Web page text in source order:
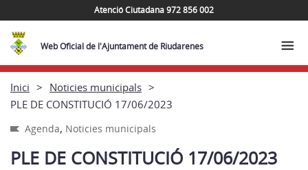
Atenció Ciutadana 972 856 002
Web Oficial de l'Ajuntament de Riudarenes
Inici
Noticies municipals
PLE DE CONSTITUCIÓ 17/06/2023
Agenda, Noticies municipals
PLE DE CONSTITUCIÓ 17/06/2023